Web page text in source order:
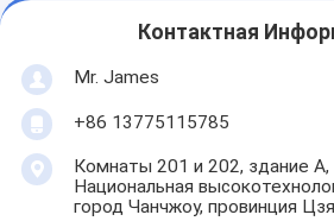
Контактная
Mr. James
+86 13775115785
Комнаты 201 и 202, здание А,
Национальная
город Чанчжоу, провинция